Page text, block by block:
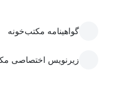
گواهینامه مکتب‌خونه
زیرنویس اختصاصی